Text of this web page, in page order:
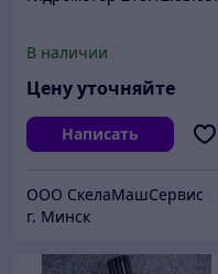
В наличии
Цену уточняйте
Написать
ООО СкелаМашСервис
г. Минск